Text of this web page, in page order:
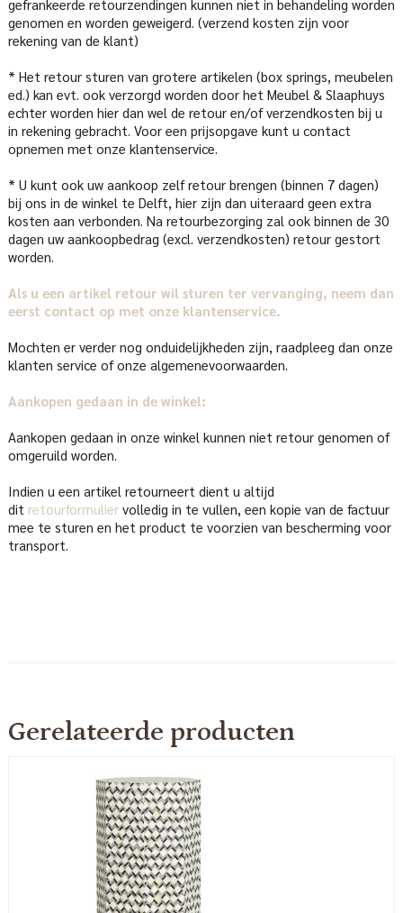
gefrankeerde retourzendingen kunnen niet in behandeling worden
genomen en worden geweigerd. (verzend kosten zijn voor
rekening van de klant)
* Het retour sturen van grotere artikelen (box springs, meubelen
ed.) kan evt. ook verzorgd worden door het Meubel & Slaaphuys
echter worden hier dan wel de retour en/of verzendkosten bij u
in rekening gebracht. Voor een prijsopgave kunt u contact
opnemen met onze klantenservice.
* U kunt ook uw aankoop zelf retour brengen (binnen 7 dagen)
bij ons in de winkel te Delft, hier zijn dan uiteraard geen extra
kosten aan verbonden. Na retourbezorging zal ook binnen de 30
dagen uw aankoopbedrag (excl. verzendkosten) retour gestort
worden.
Als u een artikel retour wil sturen ter vervanging, neem dan
eerst contact op met onze klantenservice.
Mochten er verder nog onduidelijkheden zijn, raadpleeg dan onze
klanten service of onze algemenevoorwaarden.
Aankopen gedaan in de winkel:
Aankopen gedaan in onze winkel kunnen niet retour genomen of
omgeruild worden.
Indien u een artikel retourneert dient u altijd
dit retourformuliervolledig in te vullen, een kopie van de factuur
mee te sturen en het product te voorzien van bescherming voor
transport.
Gerelateerde producten